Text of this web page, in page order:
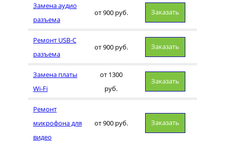
Замена аудио
разъема
от 900 руб. Заказать
Ремонт USB-C
разъема
от 900 руб. Заказать
Замена платы
Wi-Fi
от 1300
руб.
Заказать
Ремонт
микрофона для
видео
от 900 руб. Заказать